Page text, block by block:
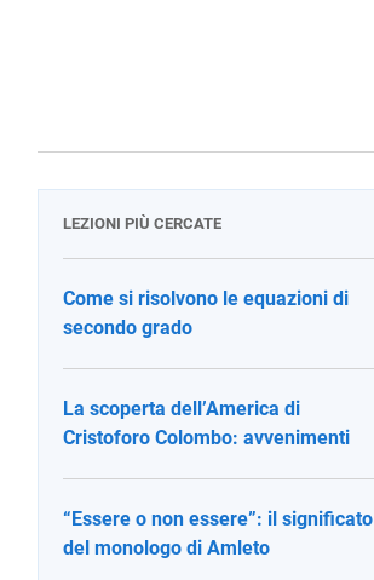
LEZIONI PIÙ CERCATE
Come si risolvono le equazioni di
secondo grado
La scoperta dell’America di
Cristoforo Colombo: avvenimenti
“Essere o non essere”: il significato
del monologo di Amleto